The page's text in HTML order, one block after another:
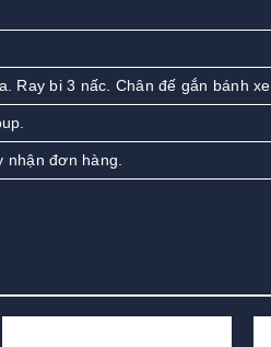
Ray bi 3 nấc. Chân đế gắn bánh xe.
đơn hàng.